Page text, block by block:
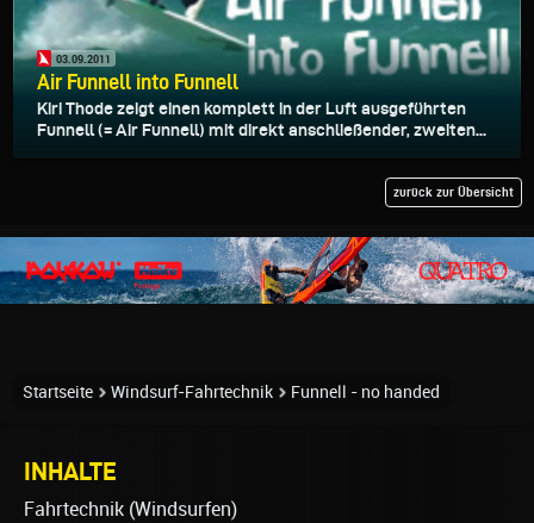
03.09.2011
Air Funnell into Funnell
Kiri Thode zeigt einen komplett in der Luft ausgeführten
Funnell (= Air Funnell) mit direkt anschließender, zweiten...
zurück zur Übersicht
Startseite Windsurf-Fahrtechnik Funnell - no handed
INHALTE
Fahrtechnik (Windsurfen)